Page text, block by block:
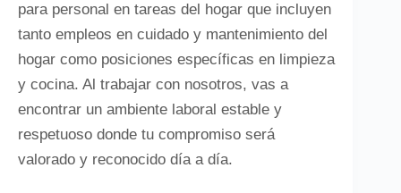
para personal en tareas del hogar que incluyen
tanto empleos en cuidado y mantenimiento del
hogar como posiciones específicas en limpieza
y cocina. Al trabajar con nosotros, vas a
encontrar un ambiente laboral estable y
respetuoso donde tu compromiso será
valorado y reconocido día a día.